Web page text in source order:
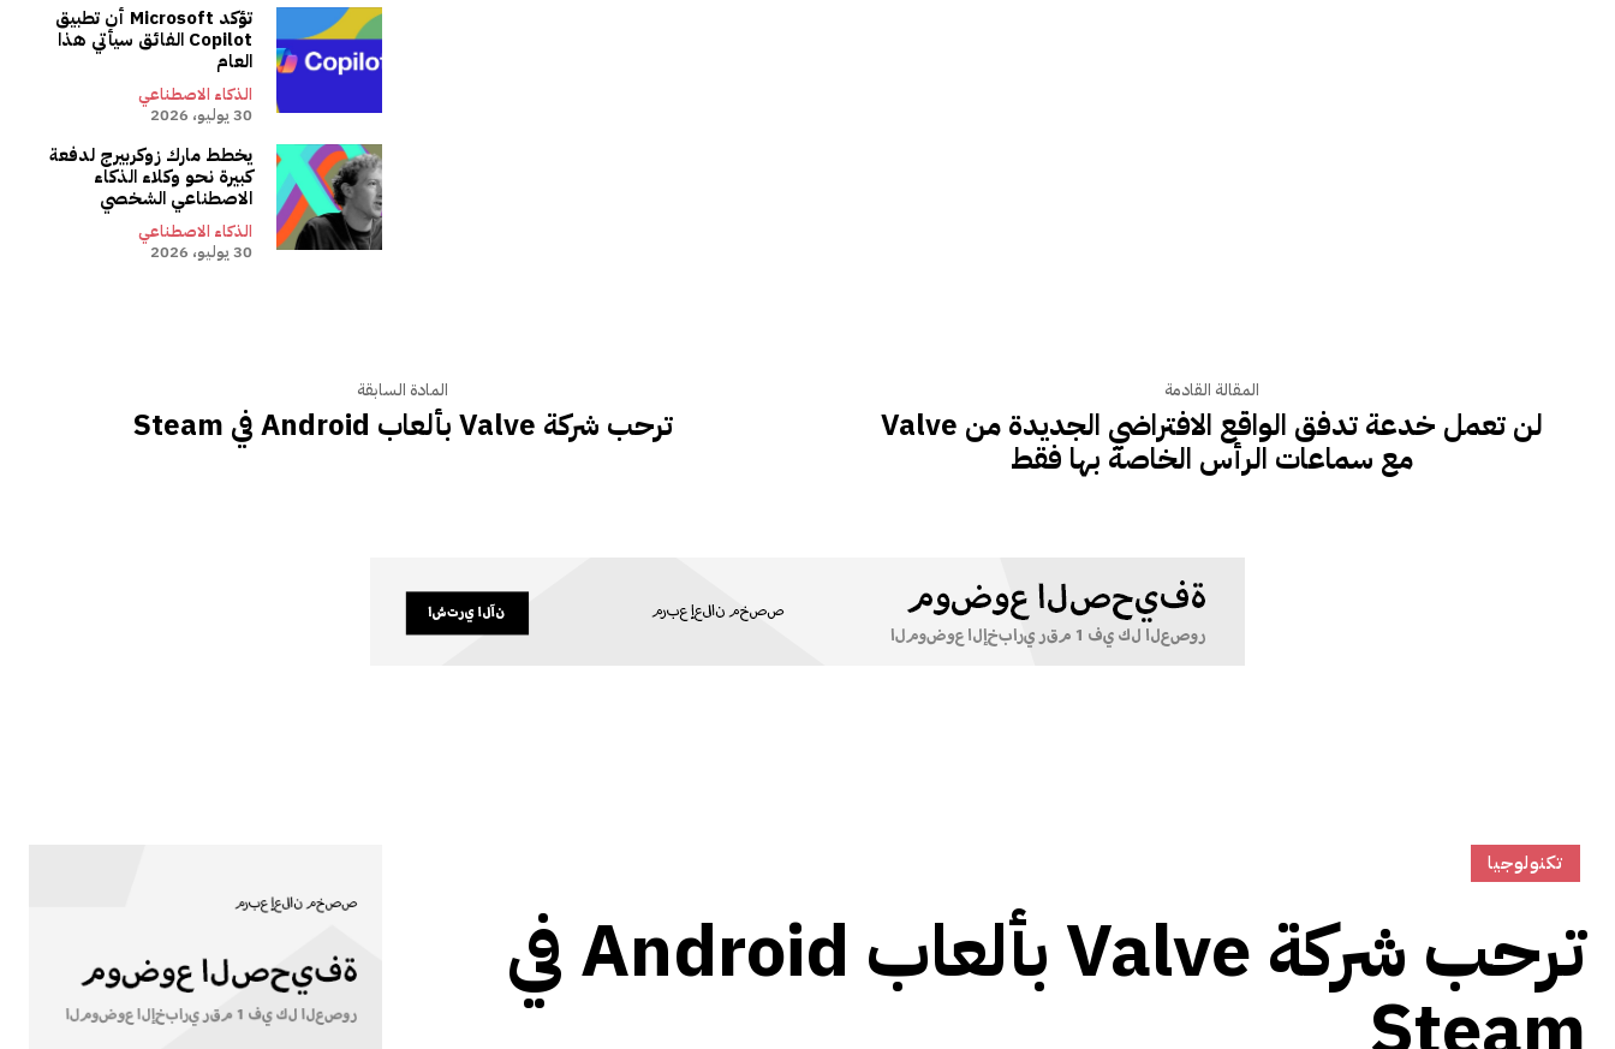
تؤكد Microsoft أن تطبيق
Copilot الفائق سيأتي هذا
العام
الذكاء الاصطناعي
30 يوليو، 2026
يخطط مارك زوكربيرج لدفعة
كبيرة نحو وكلاء الذكاء
الاصطناعي الشخصي
الذكاء الاصطناعي
30 يوليو، 2026
المادة السابقة
ترحب شركة Valve بألعاب Android في Steam
المقالة القادمة
لن تعمل خدعة تدفق الواقع الافتراضي الجديدة من Valve
مع سماعات الرأس الخاصة بها فقط